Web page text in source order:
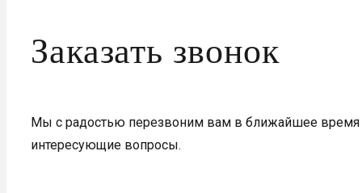
Заказать звонок
Мы с радостью перезвоним вам в ближайшее время
интересующие вопросы.